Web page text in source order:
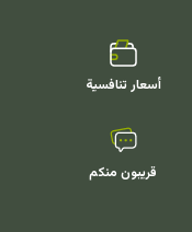
أسعار تنافسية
قريبون منكم